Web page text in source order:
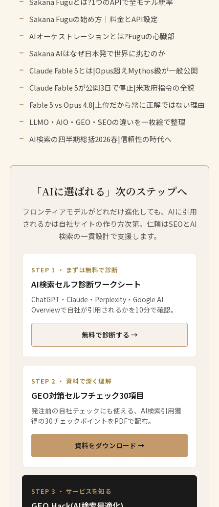
Sakana Fuguの始め方｜料金とAPI設定
AIオーケストレーションとは?Fuguの心臓部
Sakana AIはなぜ日本発で世界に挑むのか
Claude Fable 5とは|Opus超えMythos級が一般公開
Claude Fable 5が公開3日で停止|米政府指令の全貌
Fable 5 vs Opus 4.8|上位だから常に正解ではない理由
LLMO・AIO・GEO・SEOの違いを一枚絵で整理
AI検索の四半期総括2026春|信頼性の時代へ
「AIに選ばれる」次のステップへ
フロンティアモデルがどれだけ進化しても、AIに引用
されるかは自社サイトの作り方次第。仁頼はSEOとAI
検索の一貫設計で支援します。
STEP 1 ・ まずは無料で診断
AI検索セルフ診断ワークシート
ChatGPT・Claude・Perplexity・Google AI
Overviewで自社が引用されるかを10分で確認。
無料で診断する →
STEP 2 ・ 資料で深く理解
GEO対策セルフチェック30項目
発注前の自社チェックにも使える、AI検索引用獲
得の30チェックポイントをPDFで配布。
資料をダウンロード →
STEP 3 ・ サービスを知る